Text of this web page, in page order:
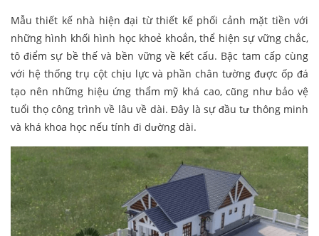
Mẫu thiết kế nhà hiện đại từ thiết kế phối cảnh mặt tiền với
những hình khối hình học khoẻ khoắn, thể hiện sự vững chắc,
tô điểm sự bề thế và bền vững về kết cấu. Bậc tam cấp cùng
với hệ thống trụ cột chịu lực và phần chân tường được ốp đá
tạo nên những hiệu ứng thẩm mỹ khá cao, cũng như bảo vệ
tuổi thọ công trình về lâu về dài. Đây là sự đầu tư thông minh
và khá khoa học nếu tính đi dường dài.